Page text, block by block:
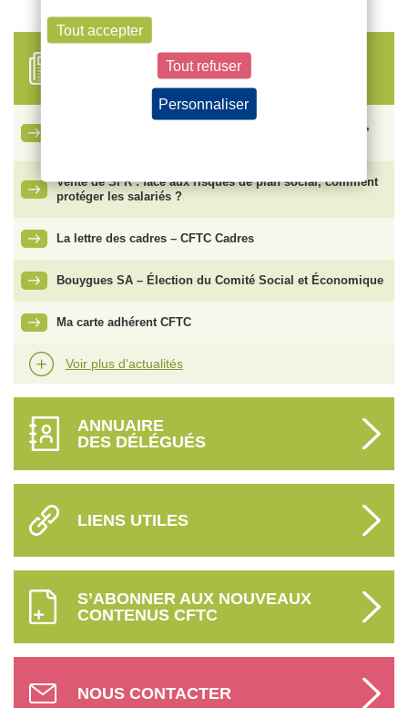
FIL D'ACTUALITÉS
Ce qu’il faut savoir sur le nouveau congé de naissance,
Vente de SFR : face aux risques de plan social, comment
protéger les salariés ?
La lettre des cadres – CFTC Cadres
Bouygues SA – Élection du Comité Social et Économique
Ma carte adhérent CFTC
Voir plus d'actualités
ANNUAIRE
DES DÉLÉGUÉS
LIENS UTILES
S’ABONNER AUX NOUVEAUX
CONTENUS CFTC
NOUS CONTACTER
Tout accepter
Tout refuser
Personnaliser